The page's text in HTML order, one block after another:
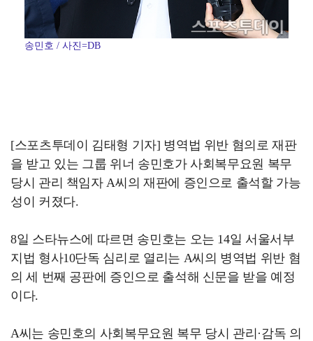
송민호 / 사진=DB
[스포츠투데이 김태형 기자] 병역법 위반 혐의로 재판
을 받고 있는 그룹 위너 송민호가 사회복무요원 복무
당시 관리 책임자 A씨의 재판에 증인으로 출석할 가능
성이 커졌다.
8일 스타뉴스에 따르면 송민호는 오는 14일 서울서부
지법 형사10단독 심리로 열리는 A씨의 병역법 위반 혐
의 세 번째 공판에 증인으로 출석해 신문을 받을 예정
이다.
A씨는 송민호의 사회복무요원 복무 당시 관리·감독 의